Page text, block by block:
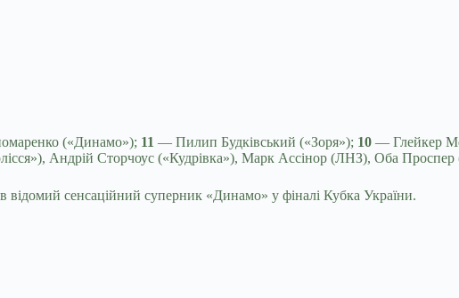
(«Динамо»); 11 — Пилип Будківський («Зоря»); 10 — Глейкер
Андрій Сторчоус («Кудрівка»), Марк Ассінор (ЛНЗ), Оба
сенсаційний суперник «Динамо» у фіналі Кубка України.